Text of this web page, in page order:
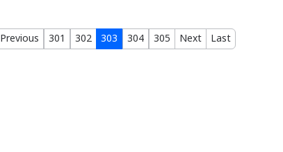
Previous 301 302 303 304 305 Next Last